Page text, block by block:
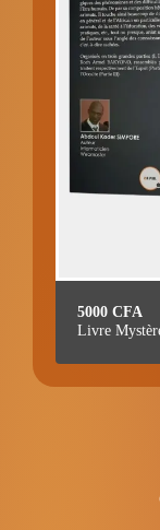
5000 CFA
Livre